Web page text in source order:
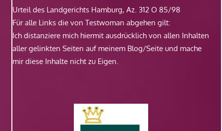
Urteil des Landgerichts Hamburg, Az. 312 O 85/98
Für alle Links die von Testwoman abgehen gilt:
Ich distanziere mich hiermit ausdrücklich von allen Inhalten
aller gelinkten Seiten auf meinem Blog/Seite und mache
mir diese Inhalte nicht zu Eigen.